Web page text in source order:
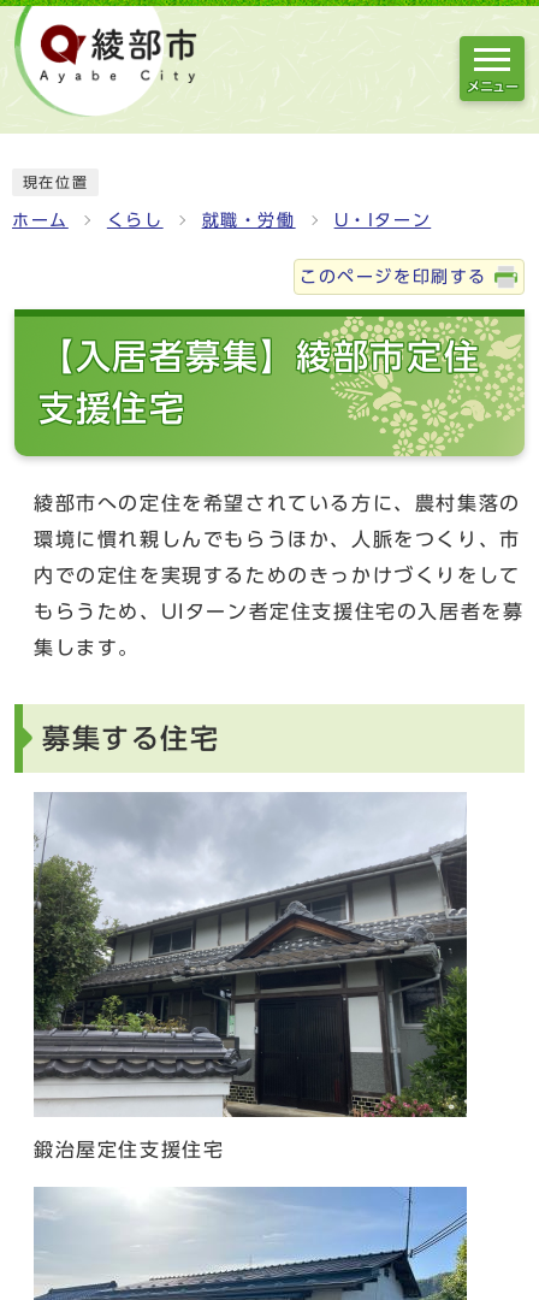
メニュー
現在位置
ホーム くらし 就職・労働 U・Iターン
このページを印刷する
【入居者募集】綾部市定住
支援住宅
綾部市への定住を希望されている方に、農村集落の
環境に慣れ親しんでもらうほか、人脈をつくり、市
内での定住を実現するためのきっかけづくりをして
もらうため、UIターン者定住支援住宅の入居者を募
集します。
募集する住宅
鍛治屋定住支援住宅